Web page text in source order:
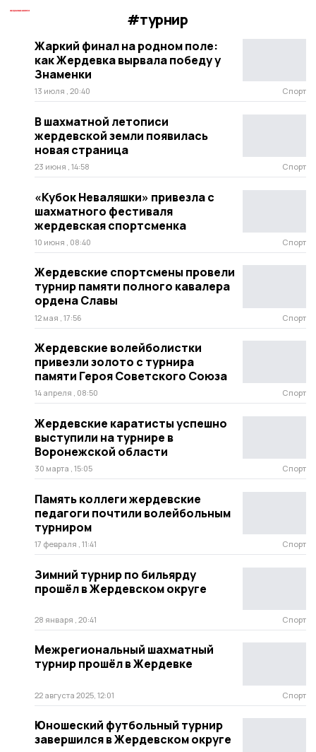
#турнир
Жаркий финал на родном поле:
как Жердевка вырвала победу у
Знаменки
13 июля , 20:40 Спорт
В шахматной летописи
жердевской земли появилась
новая страница
23 июня , 14:58 Спорт
«Кубок Неваляшки» привезла с
шахматного фестиваля
жердевская спортсменка
10 июня , 08:40 Спорт
Жердевские спортсмены провели
турнир памяти полного кавалера
ордена Славы
12 мая , 17:56 Спорт
Жердевские волейболистки
привезли золото с турнира
памяти Героя Советского Союза
14 апреля , 08:50 Спорт
Жердевские каратисты успешно
выступили на турнире в
Воронежской области
30 марта , 15:05 Спорт
Память коллеги жердевские
педагоги почтили волейбольным
турниром
17 февраля , 11:41 Спорт
Зимний турнир по бильярду
прошёл в Жердевском округе
28 января , 20:41 Спорт
Межрегиональный шахматный
турнир прошёл в Жердевке
22 августа 2025, 12:01 Спорт
Юношеский футбольный турнир
завершился в Жердевском округе